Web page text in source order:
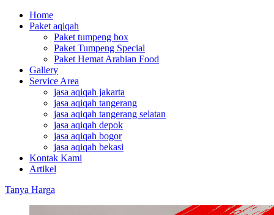
Home
Paket aqiqah
Paket tumpeng box
Paket Tumpeng Special
Paket Hemat Arabian Food
Gallery
Service Area
jasa aqiqah jakarta
jasa aqiqah tangerang
jasa aqiqah tangerang selatan
jasa aqiqah depok
jasa aqiqah bogor
jasa aqiqah bekasi
Kontak Kami
Artikel
Tanya Harga